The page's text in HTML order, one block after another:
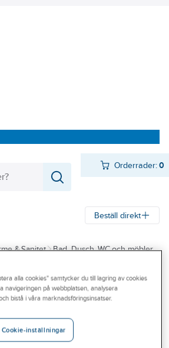
Orderrader:0
Beställ direkt
& Sanitet
Bad, Dusch, WC och möbler
INR
Lådinsats Plus
Divider Terra,
INR
alla cookies" samtycker du till lagring av cookies
navigeringen på webbplatsen, analysera
bistå i våra marknadsföringsinsatser.
Cookie-inställningar